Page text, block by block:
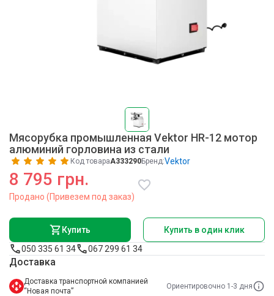
Мясорубка промышленная Vektor HR-12 мотор
алюминий горловина из стали
Код товараA333290Бренд:Vektor
8 795 грн.
Продано (Привезем под заказ)
Купить
Купить в один клик
050 335 61 34
067 299 61 34
Доставка
Доставка транспортной компанией
“Новая почта”
Ориентировочно 1-3 дня